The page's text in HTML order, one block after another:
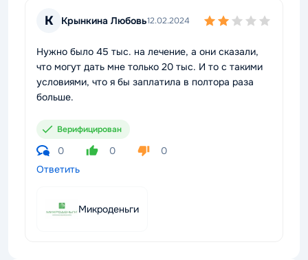
К Крынкина Любовь12.02.2024
Нужно было 45 тыс. на лечение, а они сказали,
что могут дать мне только 20 тыс. И то с такими
условиями, что я бы заплатила в полтора раза
больше.
Верифицирован
0 0
0
Ответить
Микроденьги